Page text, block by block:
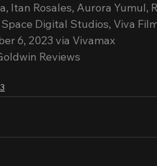
Itan Rosales, Aurora Yumul,
Digital Studios, Viva
6, 2023 via Vivamax
Reviews